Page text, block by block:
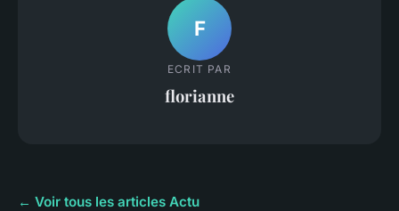
F
ECRIT PAR
florianne
← Voir tous les articles Actu